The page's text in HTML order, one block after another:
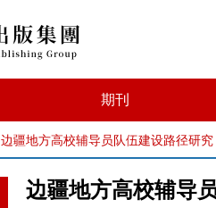
期刊
边疆地方高校辅导员队伍建设路径研究
边疆地方高校辅导